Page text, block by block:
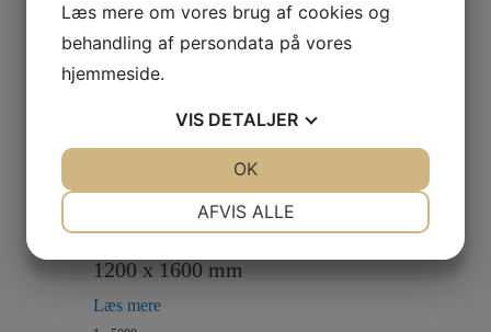
Fabriksny – 800 x 1200 mm – TYPE:
R&T no.1
Klik her for bestilling
Brugt Industripalle – 1200 x 1600
1200 x 1600 mm
Læs mere
Læs mere om vores brug af cookies og
behandling af persondata på vores
hjemmeside.
VIS DETALJER
MARKETING
AFVIS ALLE
OK